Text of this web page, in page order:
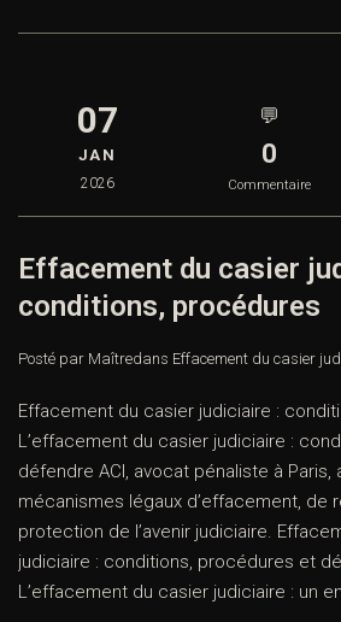
07
JAN
2026
💬
0
Commentaire
Effacement du casier
conditions, procédures
Posté par Maîtredans Effacement du casier
Effacement du casier judiciaire :
L’effacement du casier judiciaire :
défendre ACI, avocat pénaliste à
mécanismes légaux d’effacement, de
protection de l’avenir judiciaire.
judiciaire : conditions, procédures et
L’effacement du casier judiciaire : un